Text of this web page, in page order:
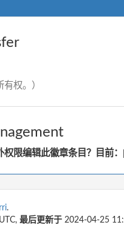
权。）
权限编辑此徽章条目？目前：
.
最后更新于 2024-04-25